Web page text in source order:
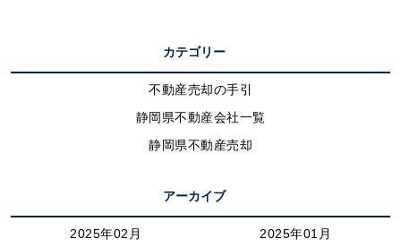
カテゴリー
不動産売却の手引
静岡県不動産会社一覧
静岡県不動産売却
アーカイブ
2025年02月 2025年01月